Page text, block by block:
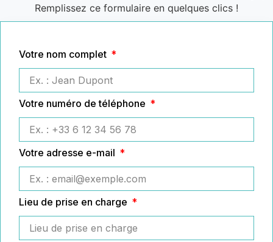
Remplissez ce formulaire en quelques clics !
Votre nom complet
Votre numéro de téléphone
Votre adresse e-mail
Lieu de prise en charge